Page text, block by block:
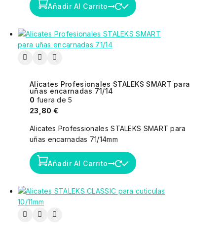
Añadir Al Carrito
Alicates Profesionales STALEKS SMART para
uñas encarnadas 71/14
0 fuera de 5
23,80 €
Alicates Professionales STALEKS SMART para
uñas encarnadas 71/14mm
Añadir Al Carrito